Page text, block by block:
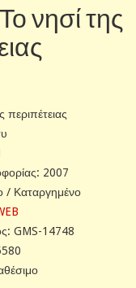
νησί της
περιπέτειας
2007
/ Καταργημένο
GMS-14748